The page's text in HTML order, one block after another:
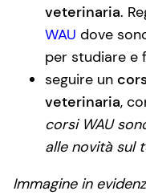
veterinaria.
WAU dove
per studiare e
seguire un
veterinaria,
corsi WAU
alle novità sul
Immagine in